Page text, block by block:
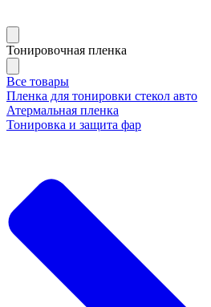
Тонировочная пленка
Все товары
Пленка для тонировки стекол авто
Атермальная пленка
Тонировка и защита фар